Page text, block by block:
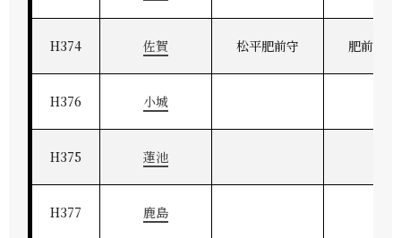
H374 佐賀 松平肥前守 肥前佐賀
H376 小城
H375 蓮池
H377 鹿島